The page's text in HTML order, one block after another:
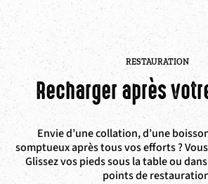
RESTAURATION
Recharger après
Envie d’une collation, d’une
somptueux après tous vos efforts ?
Glissez vos pieds sous la table ou
points de